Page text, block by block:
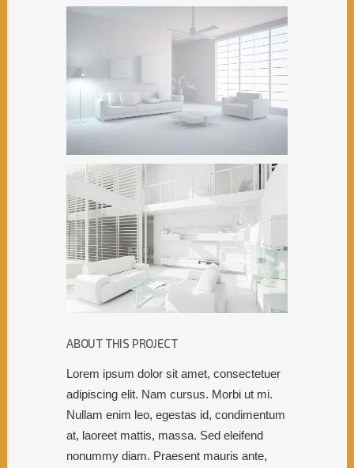
ABOUT THIS PROJECT
Lorem ipsum dolor sit amet, consectetuer
adipiscing elit. Nam cursus. Morbi ut mi.
Nullam enim leo, egestas id, condimentum
at, laoreet mattis, massa. Sed eleifend
nonummy diam. Praesent mauris ante,